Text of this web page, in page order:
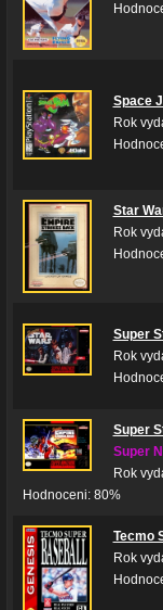
Space
Rok
Star
Rok
Super
Rok
Super
Super
Rok
Hodnoceni: 80%
Tecmo
Rok